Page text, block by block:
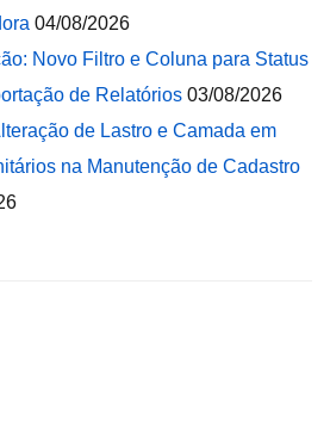
04/08/2026
Novo Filtro e Coluna para Status
de Relatórios 03/08/2026
de Lastro e Camada em
na Manutenção de Cadastro